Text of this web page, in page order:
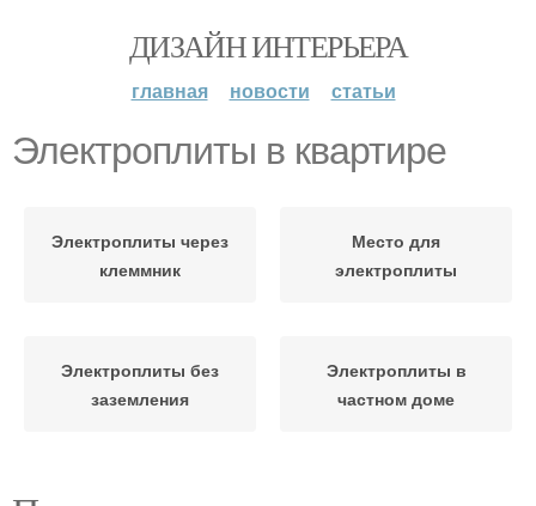
ДИЗАЙН ИНТЕРЬЕРА
главная новости статьи
Электроплиты в квартире
Электроплиты через
клеммник
Место для
электроплиты
Электроплиты без
заземления
Электроплиты в
частном доме